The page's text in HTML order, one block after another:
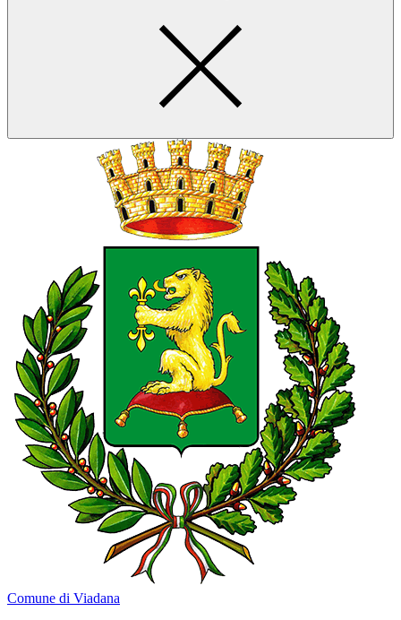
Comune di Viadana